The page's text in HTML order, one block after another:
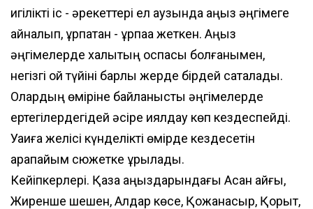
игілікті іс - әрекеттері ел аузында аңыз әңгімеге
айналып, ұрпақтан - ұрпаққа жеткен. Аңыз
әңгімелерде халықтың қоспасы болғанымен,
негізгі ой түйіні барлық жерде бірдей сақталады.
Олардың өміріне байланысты әңгімелерде
ертегілердегідей әсіре қиялдау көп кездеспейді.
Уақиға желісі күнделікті өмірде кездесетін
қарапайым сюжетке құрылады.
Кейіпкерлері. Қазақ аңыздарындағы Асан қайғы,
Жиренше шешен, Алдар көсе, Қожанасыр, Қорқыт,